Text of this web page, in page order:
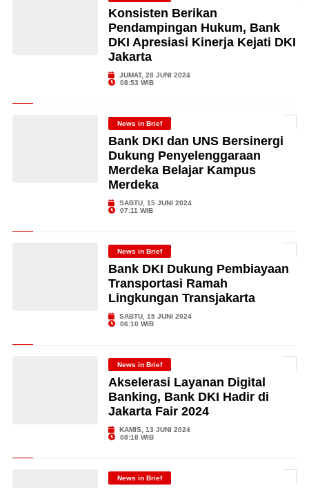
Konsisten Berikan
Pendampingan Hukum, Bank
DKI Apresiasi Kinerja Kejati DKI
Jakarta
JUMAT, 28 JUNI 2024
08:53 WIB
News in Brief
Bank DKI dan UNS Bersinergi
Dukung Penyelenggaraan
Merdeka Belajar Kampus
Merdeka
SABTU, 15 JUNI 2024
07:11 WIB
News in Brief
Bank DKI Dukung Pembiayaan
Transportasi Ramah
Lingkungan Transjakarta
SABTU, 15 JUNI 2024
06:10 WIB
News in Brief
Akselerasi Layanan Digital
Banking, Bank DKI Hadir di
Jakarta Fair 2024
KAMIS, 13 JUNI 2024
08:18 WIB
News in Brief